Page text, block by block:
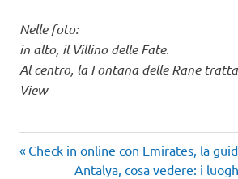
Nelle foto:
in alto, il Villino delle Fate.
Al centro, la Fontana delle Rane
View
Navigazione
Articolo
precedente:
Check in online con Emirates, la
Articolo
Antalya, cosa vedere: i